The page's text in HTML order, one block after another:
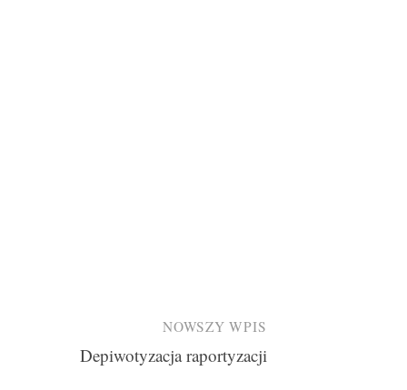
NOWSZY WPIS
Depiwotyzacja raportyzacji